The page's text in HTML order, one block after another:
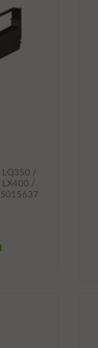
LQ350 /
LX400 /